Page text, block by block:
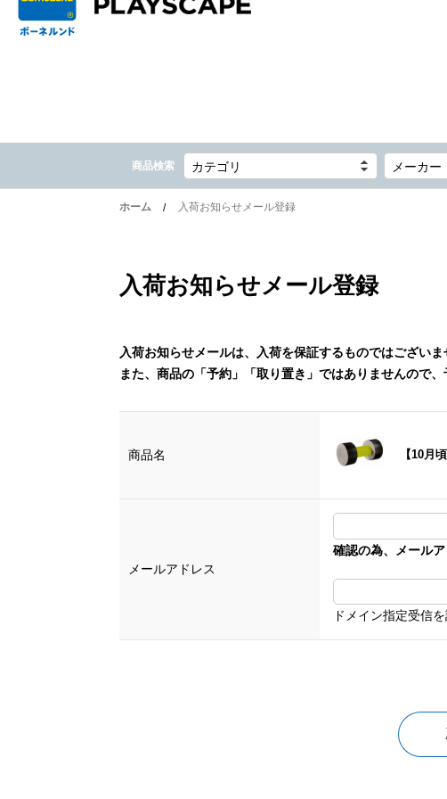
商品検索 カテゴリ メーカー
ホーム 入荷お知らせメール登録
入荷お知らせメール登録
入荷お知らせメールは、入荷を保証するものではございま
また、商品の「予約」「取り置き」ではありませんので、
商品名 【10月
メールアドレス
確認の為、メール
ドメイン指定受信